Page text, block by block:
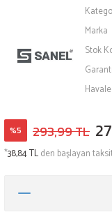
Marka
Stok
Havale
%5 293,99 TL
*38,84 TLden başlayan